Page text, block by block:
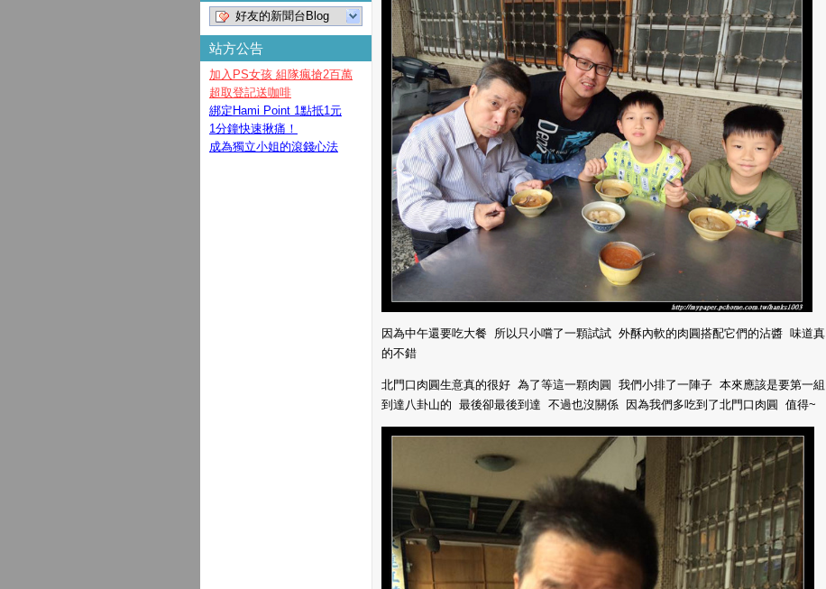
因為中午還要吃大餐 所以只小嚐了一顆試試 外酥內軟的肉圓搭配它們的沾醬 味道真
的不錯
北門口肉圓生意真的很好 為了等這一顆肉圓 我們小排了一陣子 本來應該是要第一組
到達八卦山的 最後卻最後到達 不過也沒關係 因為我們多吃到了北門口肉圓 值得~
好友的新聞台Blog
站方公告
加入PS女孩 組隊瘋搶2百萬
超取登記送咖啡
綁定Hami Point 1點抵1元
1分鐘快速揪痛！
成為獨立小姐的滾錢心法